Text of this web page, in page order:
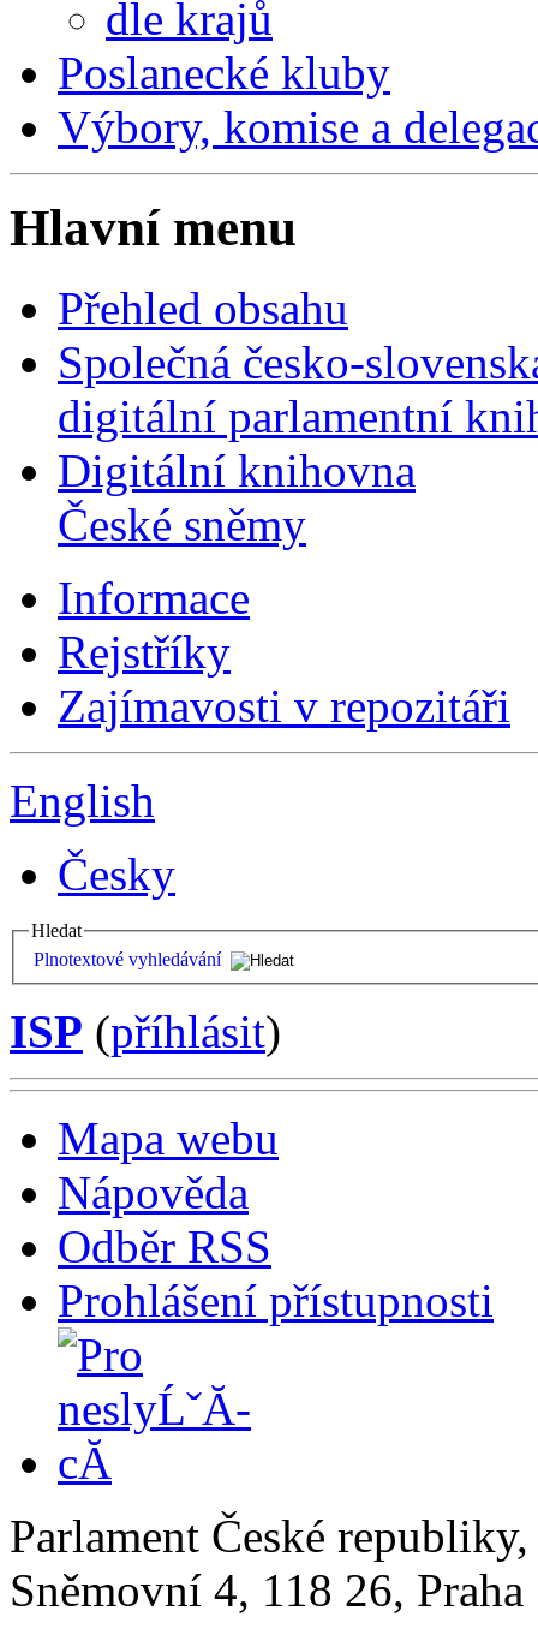
dle krajů
Poslanecké kluby
Výbory, komise a
Hlavní menu
Přehled obsahu
Společná česko-
digitální parlamentní
Digitální knihovna
České sněmy
Informace
Rejstříky
Zajímavosti v repozitáři
English
Česky
Hledat
Plnotextové vyhledávání
ISP (příhlásit)
Mapa webu
Nápověda
Odběr RSS
Prohlášení přístupnosti
Parlament České
Sněmovní 4, 118 26,